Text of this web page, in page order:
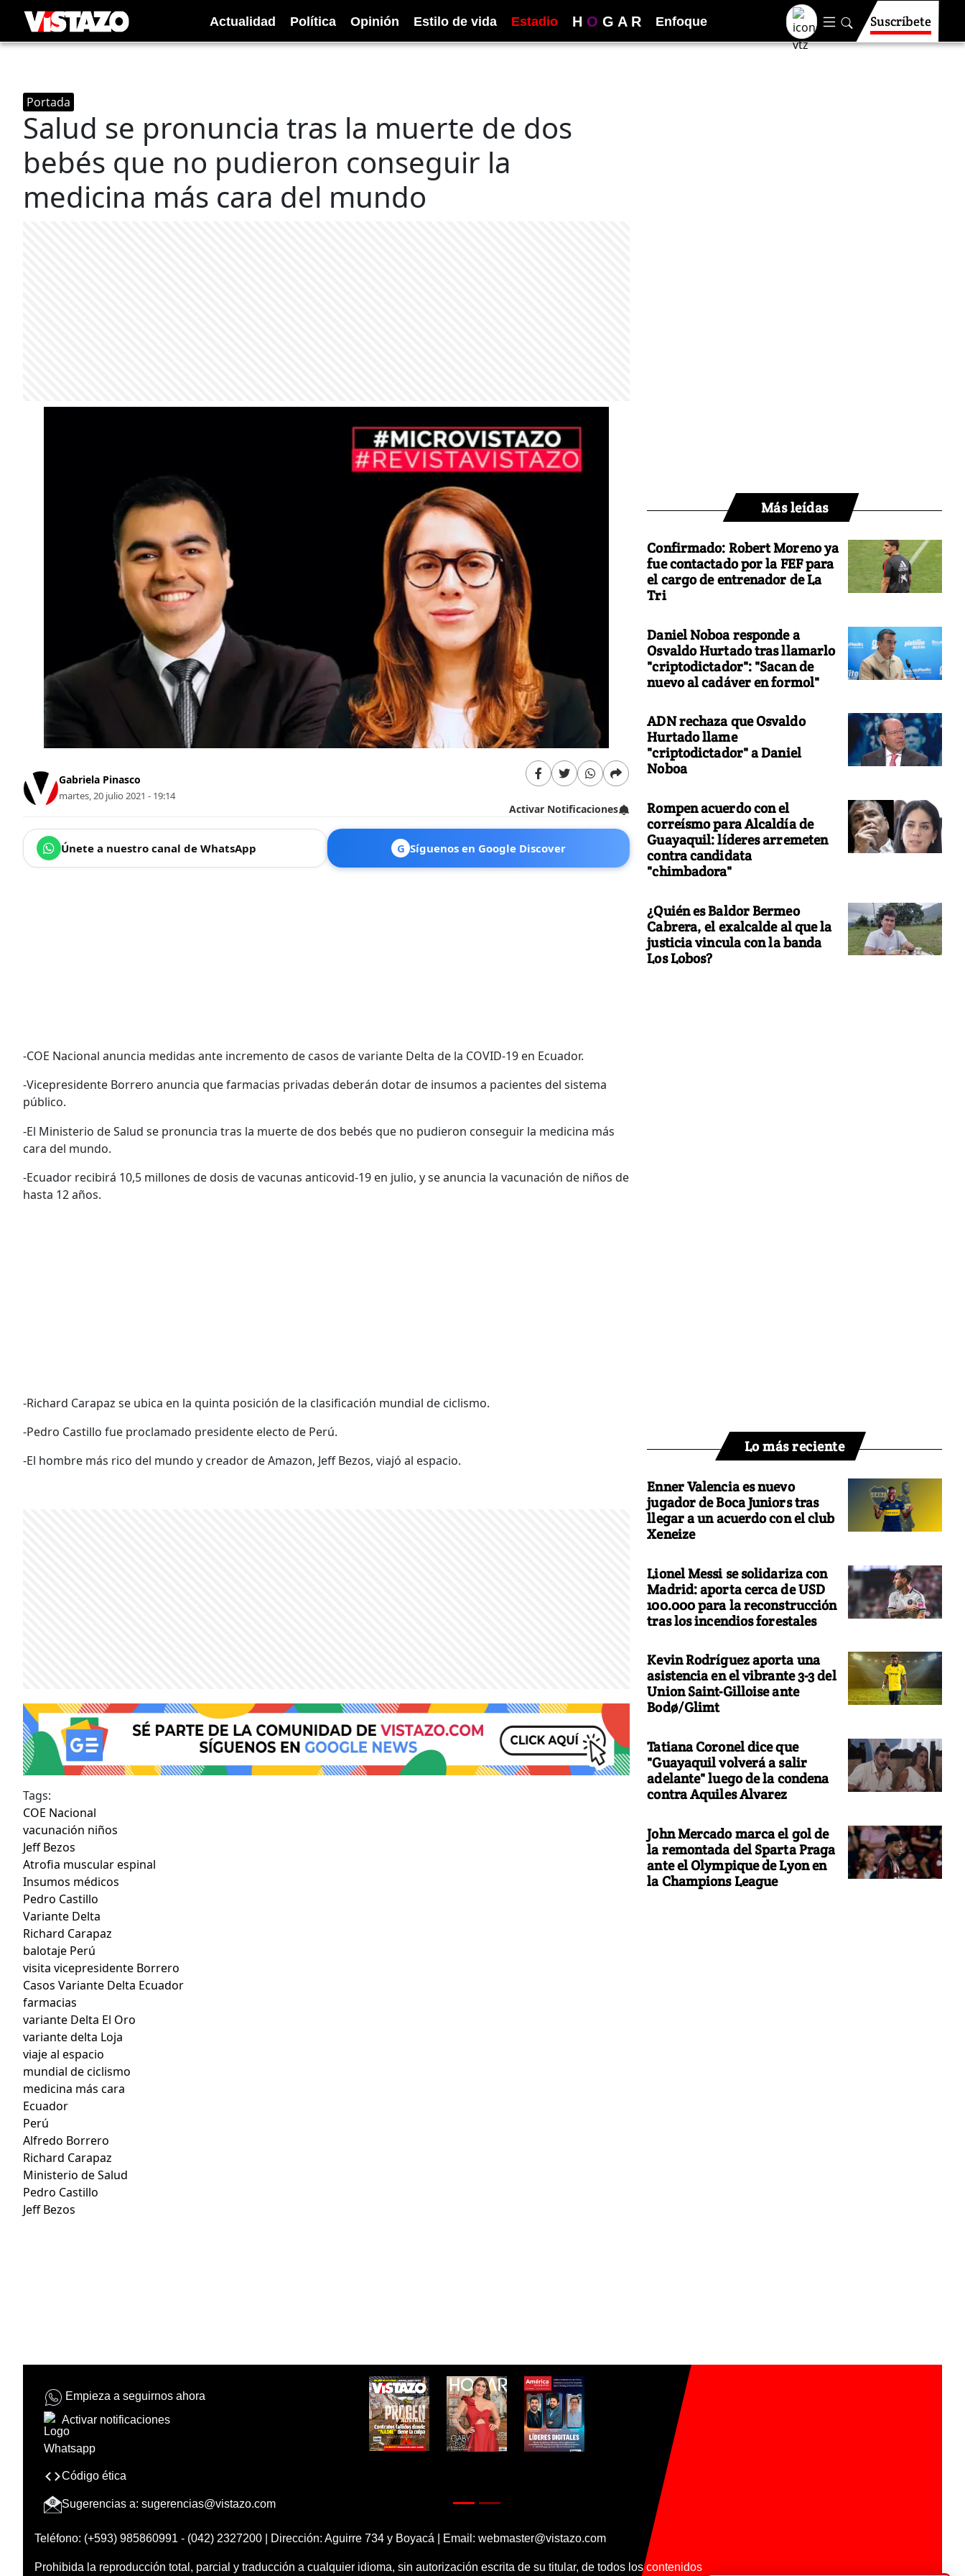
Actualidad Política Opinión Estilo de vida Estadio H O G A R Enfoque Suscríbete
Portada
Salud se pronuncia tras la muerte de dos
bebés que no pudieron conseguir la
medicina más cara del mundo
Gabriela Pinasco
martes, 20 julio 2021 - 19:14
Activar Notificaciones
Únete a nuestro canal de WhatsApp G Síguenos en Google Discover
-COE Nacional anuncia medidas ante incremento de casos de variante Delta de la COVID-19 en Ecuador.
-Vicepresidente Borrero anuncia que farmacias privadas deberán dotar de insumos a pacientes del sistema
público.
-El Ministerio de Salud se pronuncia tras la muerte de dos bebés que no pudieron conseguir la medicina más
cara del mundo.
-Ecuador recibirá 10,5 millones de dosis de vacunas anticovid-19 en julio, y se anuncia la vacunación de niños de
hasta 12 años.
-Richard Carapaz se ubica en la quinta posición de la clasificación mundial de ciclismo.
-Pedro Castillo fue proclamado presidente electo de Perú.
-El hombre más rico del mundo y creador de Amazon, Jeff Bezos, viajó al espacio.
Tags:
COE Nacional
vacunación niños
Jeff Bezos
Atrofia muscular espinal
Insumos médicos
Pedro Castillo
Variante Delta
Richard Carapaz
balotaje Perú
visita vicepresidente Borrero
Casos Variante Delta Ecuador
farmacias
variante Delta El Oro
variante delta Loja
viaje al espacio
mundial de ciclismo
medicina más cara
Ecuador
Perú
Alfredo Borrero
Richard Carapaz
Ministerio de Salud
Pedro Castillo
Jeff Bezos
Más leídas
Confirmado: Robert Moreno ya
fue contactado por la FEF para
el cargo de entrenador de La
Tri
Daniel Noboa responde a
Osvaldo Hurtado tras llamarlo
"criptodictador": "Sacan de
nuevo al cadáver en formol"
ADN rechaza que Osvaldo
Hurtado llame
"criptodictador" a Daniel
Noboa
Rompen acuerdo con el
correísmo para Alcaldía de
Guayaquil: líderes arremeten
contra candidata
"chimbadora"
¿Quién es Baldor Bermeo
Cabrera, el exalcalde al que la
justicia vincula con la banda
Los Lobos?
Lo más reciente
Enner Valencia es nuevo
jugador de Boca Juniors tras
llegar a un acuerdo con el club
Xeneize
Lionel Messi se solidariza con
Madrid: aporta cerca de USD
100.000 para la reconstrucción
tras los incendios forestales
Kevin Rodríguez aporta una
asistencia en el vibrante 3-3 del
Union Saint-Gilloise ante
Bodø/Glimt
Tatiana Coronel dice que
"Guayaquil volverá a salir
adelante" luego de la condena
contra Aquiles Alvarez
John Mercado marca el gol de
la remontada del Sparta Praga
ante el Olympique de Lyon en
la Champions League
Empieza a seguirnos ahora
Activar notificaciones
Código ética
Sugerencias a: sugerencias@vistazo.com
Teléfono: (+593) 985860991 - (042) 2327200 | Dirección: Aguirre 734 y Boyacá | Email: webmaster@vistazo.com
Prohibida la reproducción total, parcial y traducción a cualquier idioma, sin autorización escrita de su titular, de todos los contenidos